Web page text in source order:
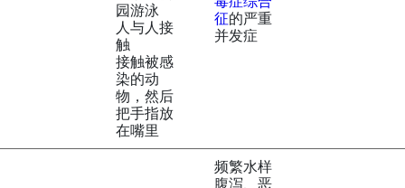
园游泳
人与人接
触
接触被感
染的动
物，然后
把手指放
在嘴里
征的严重
并发症
频繁水样
腹泻、恶